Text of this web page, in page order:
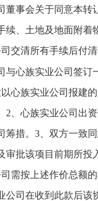
董事会关于同意本转
续、土地及地面附着
交清所有手续后付
与心族实业公司签订
心族实业公司报建
2、心族实业公司出
筹措。3、双方一致
审批该项目前期所投
需按上述作价总额
公司在收到此款后该